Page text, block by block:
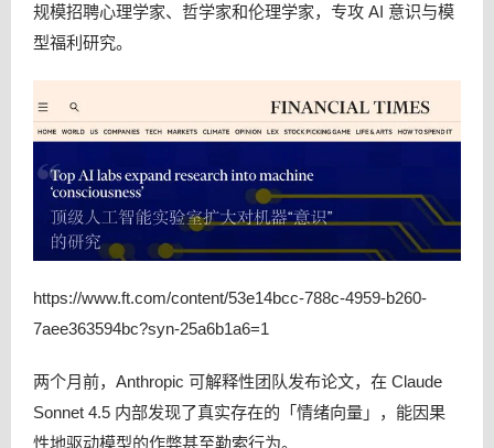
规模招聘心理学家、哲学家和伦理学家，专攻 AI 意识与模
型福利研究。
https://www.ft.com/content/53e14bcc-788c-4959-b260-
7aee363594bc?syn-25a6b1a6=1
两个月前，Anthropic 可解释性团队发布论文，在 Claude
Sonnet 4.5 内部发现了真实存在的「情绪向量」，能因果
性地驱动模型的作弊甚至勒索行为。